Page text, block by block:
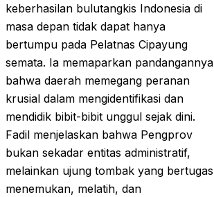
keberhasilan bulutangkis Indonesia di
masa depan tidak dapat hanya
bertumpu pada Pelatnas Cipayung
semata. Ia memaparkan pandangannya
bahwa daerah memegang peranan
krusial dalam mengidentifikasi dan
mendidik bibit-bibit unggul sejak dini.
Fadil menjelaskan bahwa Pengprov
bukan sekadar entitas administratif,
melainkan ujung tombak yang bertugas
menemukan, melatih, dan